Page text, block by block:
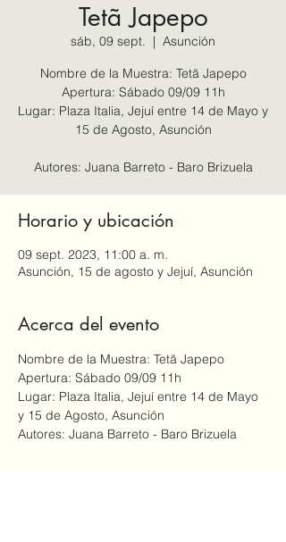
Tetã Japepo
sáb, 09 sept.
  |
Asunción
Nombre de la Muestra: Tetã Japepo
Apertura: Sábado 09/09 11h
Lugar: Plaza Italia, Jejuí entre 14 de Mayo y
15 de Agosto, Asunción
Autores: Juana Barreto - Baro Brizuela
Horario y ubicación
09 sept. 2023, 11:00 a. m.
Asunción, 15 de agosto y Jejuí, Asunción
Acerca del evento
Nombre de la Muestra: Tetã Japepo
Apertura: Sábado 09/09 11h
Lugar: Plaza Italia, Jejuí entre 14 de Mayo
y 15 de Agosto, Asunción
Autores: Juana Barreto - Baro Brizuela